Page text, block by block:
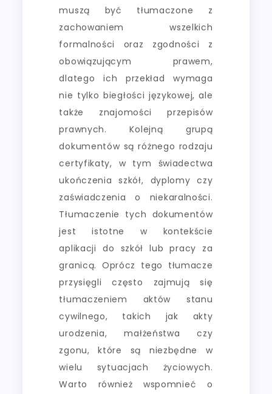
muszą być tłumaczone z
zachowaniem wszelkich
formalności oraz zgodności z
obowiązującym prawem,
dlatego ich przekład wymaga
nie tylko biegłości językowej, ale
także znajomości przepisów
prawnych. Kolejną grupą
dokumentów są różnego rodzaju
certyfikaty, w tym świadectwa
ukończenia szkół, dyplomy czy
zaświadczenia o niekaralności.
Tłumaczenie tych dokumentów
jest istotne w kontekście
aplikacji do szkół lub pracy za
granicą. Oprócz tego tłumacze
przysięgli często zajmują się
tłumaczeniem aktów stanu
cywilnego, takich jak akty
urodzenia, małżeństwa czy
zgonu, które są niezbędne w
wielu sytuacjach życiowych.
Warto również wspomnieć o